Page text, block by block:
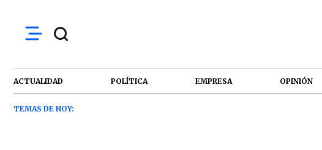
ACTUALIDAD POLÍTICA EMPRESA OPINIÓN
TEMAS DE HOY: